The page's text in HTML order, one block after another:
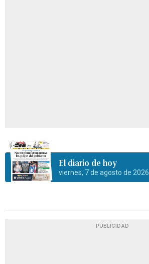
El diario de hoy
viernes, 7 de agosto de 2026
PUBLICIDAD